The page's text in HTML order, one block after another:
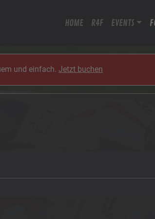
HOME R4F EVENTS
und einfach.Jetzt buchen